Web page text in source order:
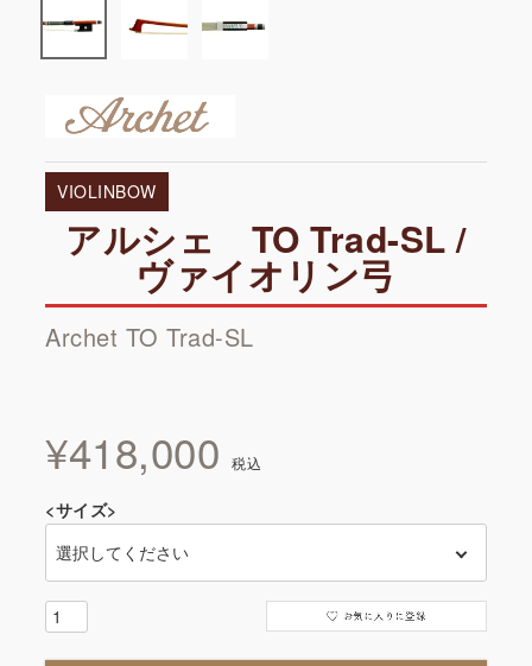
VIOLINBOW
アルシェ TO Trad-SL /
ヴァイオリン弓
Archet TO Trad-SL
¥418,000 税込
<サイズ>